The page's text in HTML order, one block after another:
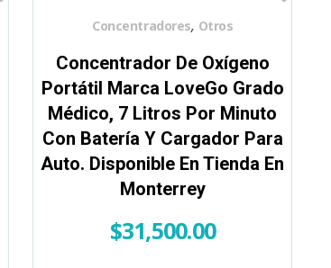
Concentrador De Oxígeno
Portátil Marca LoveGo Grado
Médico, 7 Litros Por Minuto
Con Batería Y Cargador Para
Auto. Disponible En Tienda En
Monterrey
$31,500.00
Concentradores, Otros